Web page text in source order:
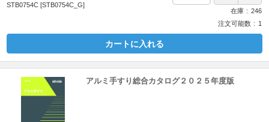
STB0754C [STB0754C_G]
在庫
246
注文可能数
1
カートに入れる
アルミ手すり総合カタログ２０２５年度版